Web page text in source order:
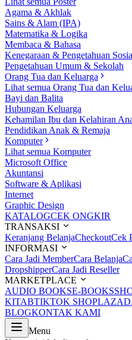
Agama & Akhlak
Sains & Alam (IPA)
Matematika & Logika
Membaca & Bahasa
Kenegaraan & Pengetahuan
Pengetahuan Umum & Sekolah
Orang Tua dan Keluarga
Lihat semua Orang Tua dan
Bayi dan Balita
Hubungan Keluarga
Kehamilan Ibu dan Kelahiran
Pendidikan Anak & Remaja
Komputer
Lihat semua Komputer
Microsoft Office
Akuntansi
Software & Aplikasi
Internet
Graphic Design
KATALOGCEK ONGKIR
TRANSAKSI
Keranjang BelanjaCheckoutCek
INFORMASI
Cara Jadi MemberCara Belanja
DropshipperCara Jadi Reseller
MARKETPLACE
AUDIO BOOKSE-BOOKS
KITABTIKTOK SHOP
BLOGKONTAK KAMI
Menu